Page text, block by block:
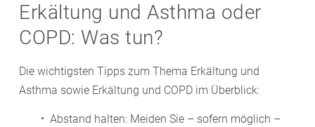
Erkältung und Asthma oder
COPD: Was tun?
Die wichtigsten Tipps zum Thema Erkältung und
Asthma sowie Erkältung und COPD im Überblick:
Abstand halten: Meiden Sie – sofern möglich –